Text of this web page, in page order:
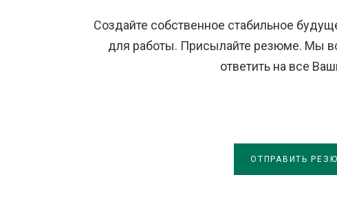
Создайте собственное стабильное
для работы. Присылайте резюме. Мы
ответить на все
ОТПРАВИТЬ